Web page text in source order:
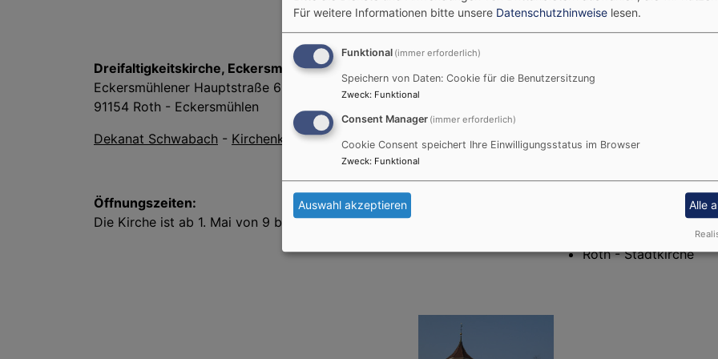
Dreifaltigkeitskirche, Eckersmühlen
Eckersmühlener Hauptstraße 68
91154 Roth - Eckersmühlen
Dekanat Schwabach - Kirchenkreis Nürnberg
Eckersmühlener
Mail:
Öffnungszeiten:
Die Kirche ist ab 1. Mai von 9 bis 18 Uhr geöffnet.
Benachbarte
Pfaffenhofen - St.
Roth - Stadtkirche
Für weitere Informationen bitte unsere Datenschutzhinweise lesen.
Funktional (immer erforderlich)
Speichern von Daten: Cookie für die Benutzersitzung
Zweck: Funktional
Consent Manager (immer erforderlich)
Cookie Consent speichert Ihre Einwilligungsstatus im Browser
Zweck: Funktional
Auswahl akzeptieren Alle